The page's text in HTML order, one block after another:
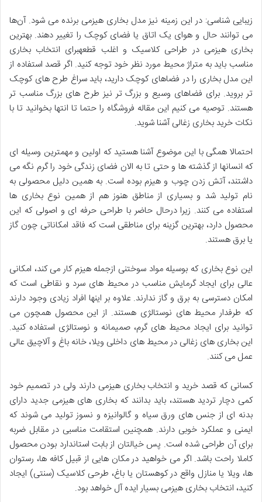
زیبایی شناسی: در این زمینه نیز مدل بخاری هیزمی برنده می شود. آن‌ها
می توانند حال و هوای یک اتاق یا فضای کوچک را تغییر دهند. بهترین
بخاری هیزمی در طراحی کلاسیک و اغلب قطعهبرای انتخاب بخاری
مناسب باید به متراژ محیط مورد نظر خود توجه کنید. اگر قصد استفاده از
این مدل بخاری را در فضاهای کوچک دارید، باید سراغ طرح های کوچک
تر بروید. برای فضاهای وسیع و بزرگ تر نیز طرح های بزرگ مناسب تر
هستند. توصیه می کنیم این مقاله فروشگاه را حتما تا انتها بخوانید تا با
نکات خرید بخاری زغالی آشنا شوید.
احتمالا همگی با این موضوع آشنا هستید که اولین و مهمترین وسیله ای
که انسانها از گذشته ها و حتی تا به الان فضای زندگی خود را گرم نگه می
داشتند، آتش زدن چوب و هیزم بوده است. به همین دلیل محصولی به
نام تولید شد و بسیاری از مناطق هنوز هم از همین نوع بخاری ها
استفاده می کنند. زیرا درحال حاضر با طراحی حرفه ای و اصولی که این
محصول دارد، بهترین گزینه برای مناطقی است که فاقد امکاناتی چون گاز
یا برق هستند.
این نوع بخاری که بوسیله مواد سوختنی ازجمله هیزم کار می کند، امکانی
عالی برای ایجاد گرمایش مناسب در محیط های سرد و نقاطی است که
امکان دسترسی به برق و گاز ندارند. علاوه بر اینها افراد زیادی وجود دارند
که طرفدار محیط های نوستالژی هستند. از این محصول همچون می
توانید برای ایجاد محیط های گرم، صمیمانه و نوستالژی استفاده کنید.
این بخاری های زغالی در محیط های داخلی ویلا، خانه باغ و آلاچیق عالی
عمل می کنند.
کسانی که قصد خرید و انتخاب بخاری هیزمی دارند ولی در تصمیم خود
کمی دچار تردید هستند، باید بدانند که بخاری های هیزمی جدید دارای
بدنه ای از جنس های ورق سیاه و گالوانیزه و نسوز تولید می شوند که
ایمنی و عملکرد خوبی دارند. همچنین استقامت مناسبی در مقابل ضربه
برای آن طراحی شده است. پس خیالتان از بابت استاندارد بودن محصول
کاملا راحت باشد. اگر می خواهید در مکان هایی از قبیل کافه ها، رستوان
ها، ویلا یا منازل واقع در کوهستان یا باغ، طرحی کلاسیک (سنتی) ایجاد
کنید، انتخاب بخاری هیزمی بسیار ایده آل خواهد بود.